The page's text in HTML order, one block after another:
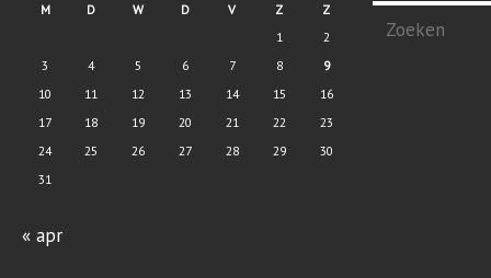
M D W D V Z
Z
1
2
3
4 5 6 7 8
9
10
11 12 13 14 15
16
17
18 19 20 21 22
23
24
25 26 27 28 29
30
31
« apr